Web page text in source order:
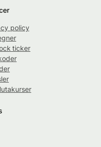
policy
ticker